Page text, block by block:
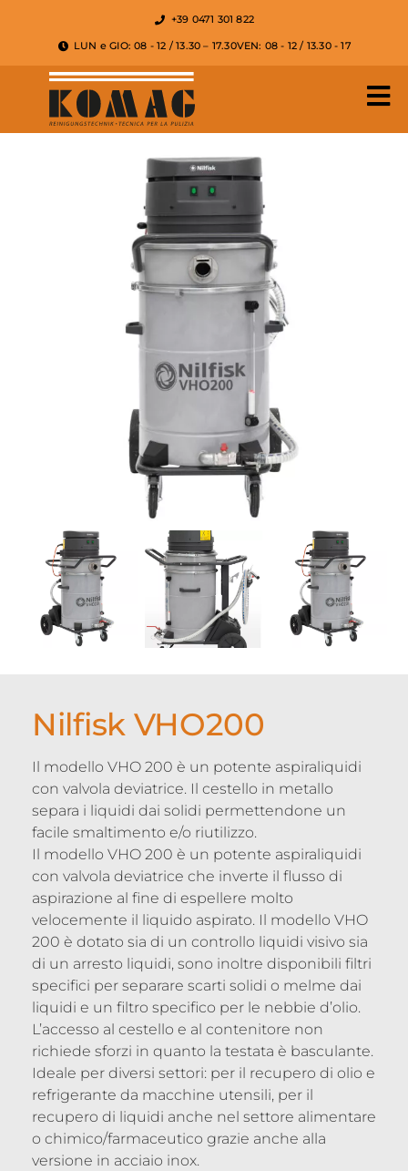
+39 0471 301 822
LUN e GIO: 08 - 12 / 13.30 – 17.30VEN: 08 - 12 / 13.30 - 17
Nilfisk VHO200
Il modello VHO 200 è un potente aspiraliquidi
con valvola deviatrice. Il cestello in metallo
separa i liquidi dai solidi permettendone un
facile smaltimento e/o riutilizzo.
Il modello VHO 200 è un potente aspiraliquidi
con valvola deviatrice che inverte il flusso di
aspirazione al fine di espellere molto
velocemente il liquido aspirato. Il modello VHO
200 è dotato sia di un controllo liquidi visivo sia
di un arresto liquidi, sono inoltre disponibili filtri
specifici per separare scarti solidi o melme dai
liquidi e un filtro specifico per le nebbie d’olio.
L’accesso al cestello e al contenitore non
richiede sforzi in quanto la testata è basculante.
Ideale per diversi settori: per il recupero di olio e
refrigerante da macchine utensili, per il
recupero di liquidi anche nel settore alimentare
o chimico/farmaceutico grazie anche alla
versione in acciaio inox.